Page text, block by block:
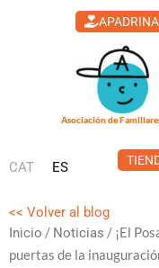
APADRINA
Asociación de
CAT ES
<< Volver al blog
Inicio / Noticias / ¡El
puertas de la